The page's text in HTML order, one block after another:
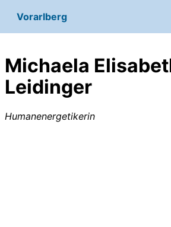
Vorarlberg
Michaela
Leidinger
Humanenergetikerin